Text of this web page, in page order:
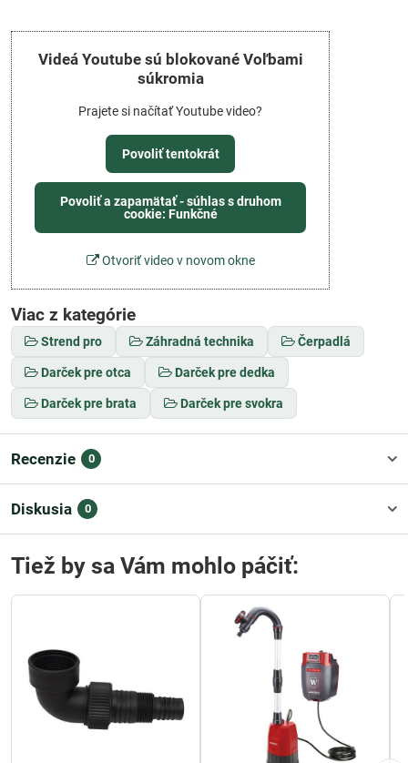
Videá Youtube sú blokované Voľbami
súkromia
Prajete si načítať Youtube video?
Povoliť tentokrát
Povoliť a zapamätať - súhlas s druhom
cookie: Funkčné
Otvoriť video v novom okne
Viac z kategórie
Strend pro Záhradná technika Čerpadlá
Darček pre otca Darček pre dedka
Darček pre brata Darček pre svokra
Recenzie 0
Diskusia 0
Tiež by sa Vám mohlo páčiť: